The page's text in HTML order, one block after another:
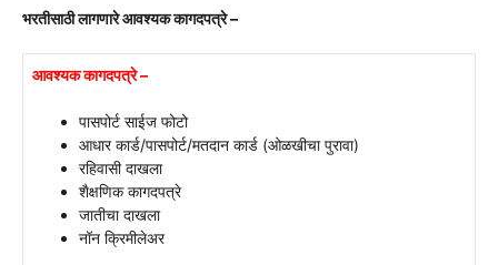
भरतीसाठी लागणारे आवश्यक कागदपत्रे –
आवश्यक कागदपत्रे –
पासपोर्ट साईज फोटो
आधार कार्ड/पासपोर्ट/मतदान कार्ड (ओळखीचा पुरावा)
रहिवासी दाखला
शैक्षणिक कागदपत्रे
जातीचा दाखला
नॉन क्रिमीलेअर